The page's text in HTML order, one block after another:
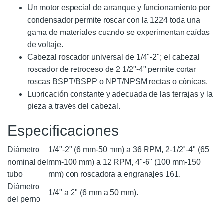
Un motor especial de arranque y funcionamiento por
condensador permite roscar con la 1224 toda una
gama de materiales cuando se experimentan caídas
de voltaje.
Cabezal roscador universal de 1/4"-2"; el cabezal
roscador de retroceso de 2 1/2"-4" permite cortar
roscas BSPT/BSPP o NPT/NPSM rectas o cónicas.
Lubricación constante y adecuada de las terrajas y la
pieza a través del cabezal.
Especificaciones
Diámetro
nominal del
tubo
1/4"-2" (6 mm-50 mm) a 36 RPM, 2-1/2"-4" (65
mm-100 mm) a 12 RPM, 4"-6" (100 mm-150
mm) con roscadora a engranajes 161.
Diámetro
del perno
1/4" a 2" (6 mm a 50 mm).